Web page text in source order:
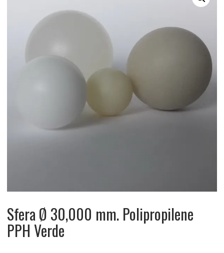
Sfera Ø 30,000 mm. Polipropilene
PPH Verde